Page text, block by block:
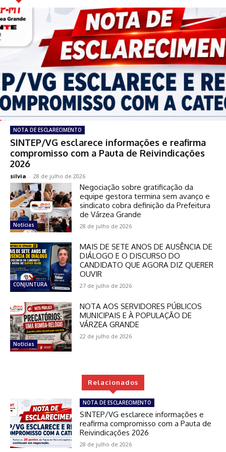
NOTA DE ESCLARECIMENTO
SINTEP/VG esclarece informações e reafirma
compromisso com a Pauta de Reivindicações
2026
silvia - 28 de julho de 2026
Notícias
Negociação sobre gratificação da
equipe gestora termina sem avanço e
sindicato cobra definição da Prefeitura
de Várzea Grande
28 de julho de 2026
CONJUNTURA
MAIS DE SETE ANOS DE AUSÊNCIA DE
DIÁLOGO E O DISCURSO DO
CANDIDATO QUE AGORA DIZ QUERER
OUVIR
27 de julho de 2026
Notícias
NOTA AOS SERVIDORES PÚBLICOS
MUNICIPAIS E À POPULAÇÃO DE
VÁRZEA GRANDE
22 de julho de 2026
Relacionados
NOTA DE ESCLARECIMENTO
SINTEP/VG esclarece informações e
reafirma compromisso com a Pauta de
Reivindicações 2026
28 de julho de 2026